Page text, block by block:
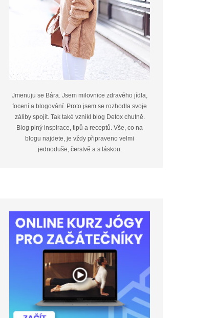
Jmenuju se Bára. Jsem milovnice zdravého jídla,
focení a blogování. Proto jsem se rozhodla svoje
záliby spojit. Tak také vznikl blog Detox chutně.
Blog plný inspirace, tipů a receptů. Vše, co na
blogu najdete, je vždy připraveno velmi
jednoduše, čerstvě a s láskou.